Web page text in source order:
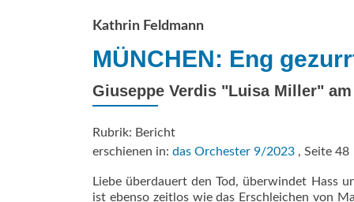
Kathrin Feldmann
MÜNCHEN: Eng
Giuseppe Verdis "Luisa Miller"
Rubrik: Bericht
erschienen in: das Orchester 9/2023 , Seite 48
Liebe überdauert den Tod, überwindet Hass
ist ebenso zeitlos wie das Erschleichen von